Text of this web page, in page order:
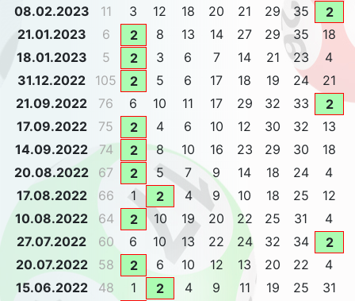
08.02.2023 11 3 12 18 20 21 29 35
2
21.01.2023
6 2 8 13 14 27 29 35
18
18.01.2023
5 2 3 6 7 14 21 23
4
31.12.2022
105 2 5 6 17 18 19 24
21
21.09.2022
76 6 10 11 17 29 32 33
2
17.09.2022
75 2 4 6 10 12 30 32
13
14.09.2022
74 2 8 10 16 23 29 30
18
20.08.2022
67 2 5 7 9 14 18 24
4
17.08.2022
66 1 2 4 9 10 18 25
12
10.08.2022
64 2 10 19 20 22 25 31
4
27.07.2022
60 6 10 13 22 24 32 34
2
20.07.2022
58 2 6 10 12 13 20 22
4
15.06.2022
48 1 2 4 9 11 19 25
31